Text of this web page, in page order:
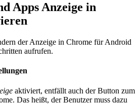
Apps Anzeige in
der Anzeige in Chrome für Android
aufrufen.
aktiviert, entfällt auch der Button zum
Das heißt, der Benutzer muss dazu